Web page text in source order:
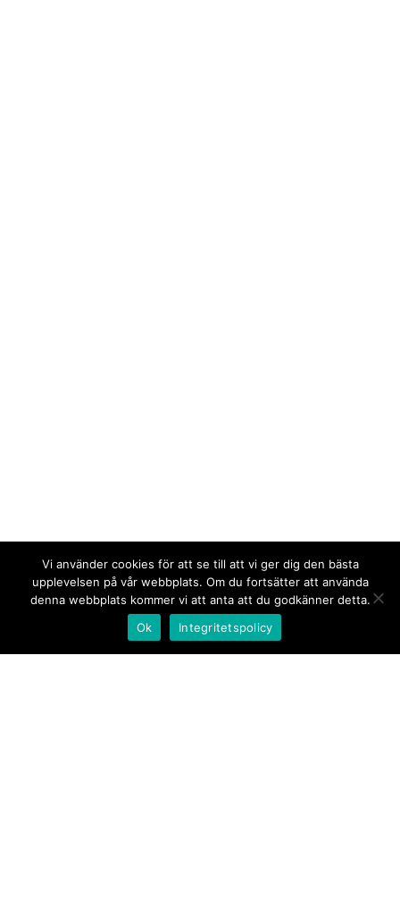
Vi använder cookies för att se till att vi ger dig den bästa
upplevelsen på vår webbplats. Om du fortsätter att använda
denna webbplats kommer vi att anta att du godkänner detta.
Ok
Integritetspolicy